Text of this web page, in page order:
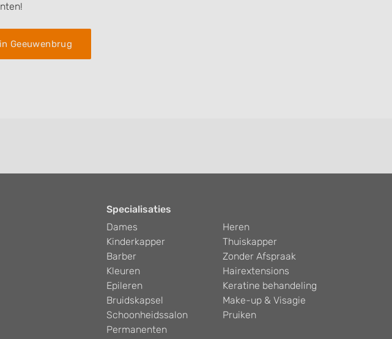
Geeuwenbrug
Specialisaties
Dames
Heren
Kinderkapper
Thuiskapper
Barber
Zonder Afspraak
Kleuren
Hairextensions
Epileren
Keratine behandeling
Bruidskapsel
Make-up & Visagie
Schoonheidssalon
Pruiken
Permanenten